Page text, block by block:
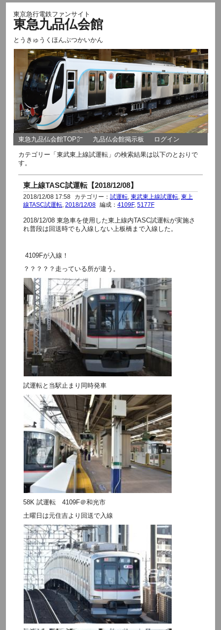
東京急行電鉄ファンサイト
東急九品仏会館
とうきゅうくほんぶつかいかん
東急九品仏会館TOP㌻ 九品仏会館掲示板 ログイン
カテゴリー「東武東上線試運転」の検索結果は以下のとおりで
す。
東上線TASC試運転【2018/12/08】
2018/12/08 17:58 カテゴリー： 試運転, 東武東上線試運転, 東上
線TASC試運転, 2018/12/08 編成： 4109F, 5177F
2018/12/08 東急車を使用した東上線内TASC試運転が実施さ
れ普段は回送時でも入線しない上板橋まで入線した。
4109Fが入線！
？？？？？走っている所が違う。
試運転と当駅止まり同時発車
58K 試運転 4109F＠和光市
土曜日は元住吉より回送で入線